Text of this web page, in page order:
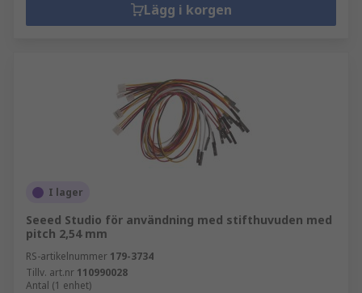
Lägg i korgen
I lager
Seeed Studio för användning med stifthuvuden med
pitch 2,54 mm
RS-artikelnummer 179-3734
Tillv. art.nr 110990028
Antal (1 enhet)